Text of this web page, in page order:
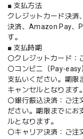
■ 支払方法
クレジットカード決済
決済、Amazon Pay、
す。
■ 支払時期
〇クレジットカード：
〇コンビニ（Pay-
支払いください。期限
キャンセルとなります。
〇銀行振込決済：ご注
ださい。期限までにお
ルとなります。
〇キャリア決済：ご注